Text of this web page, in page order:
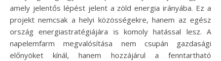
amely jelentős lépést jelent a zöld energia irányába. Ez a
projekt nemcsak a helyi közösségekre, hanem az egész
ország energiastratégiájára is komoly hatással lesz. A
napelemfarm megvalósítása nem csupán gazdasági
előnyöket kínál, hanem hozzájárul a fenntartható